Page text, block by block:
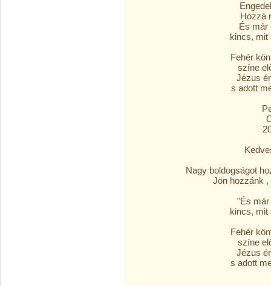
Hozzá
És már
kincs, mit
Fehér
színe
Jézus
s adott
Nagy boldogságot
Jön hozzánk
"És már
kincs, mit
Fehér
színe
Jézus
s adott